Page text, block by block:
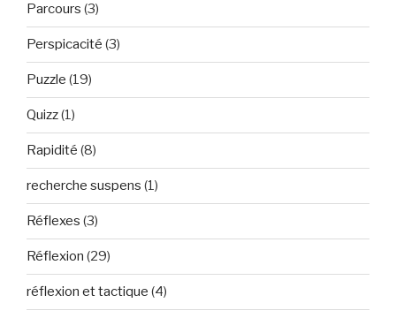
Parcours (3)
Perspicacité (3)
Puzzle (19)
Quizz(1)
Rapidité (8)
recherche suspens (1)
Réflexes (3)
Réflexion (29)
réflexion et tactique (4)